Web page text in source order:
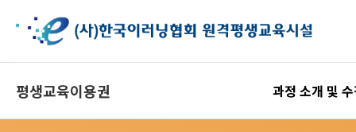
평생교육이용권 과정 소개 및